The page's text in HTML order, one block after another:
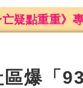
疑點重重》
區爆「